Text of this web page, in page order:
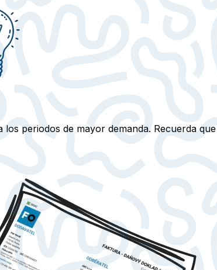
periodos de mayor demanda. Recuerda